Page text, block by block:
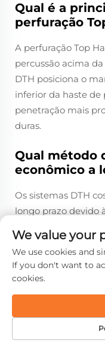
Qual é a
perfuração
A perfuração Top
percussão acima
DTH posiciona o
inferior da haste
penetração mais
duras.
Qual método
econômico a
Os sistemas DTH
longo prazo devido
reduzir os custos de
Como os
DTH se
eficiência
Os sistemas DTH
eficiência
We value your
We use cookies and
If you don't want to
cookies.